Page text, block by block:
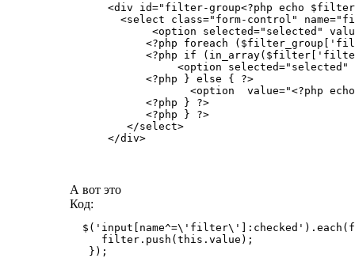
<div id="filter-group<?php echo
<select class="form-control"
<option selected="selected"
<?php foreach
<?php if
<option
            <?php } else { ?>
<option  value="<?php
            <?php } ?>
            <?php } ?>
         </select>
      </div>
А вот это
Код:
     filter.push(this.value);